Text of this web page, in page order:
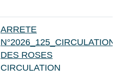
ARRETE
DES ROSES
CIRCULATION